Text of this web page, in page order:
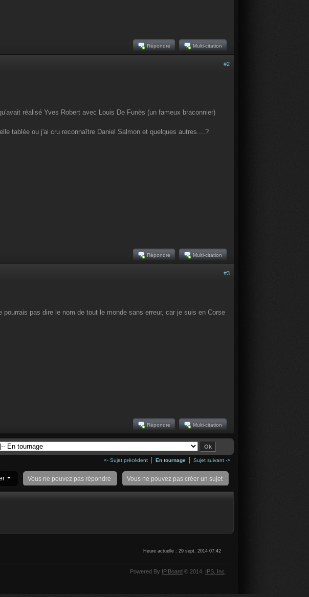
Multi-citation
Répondre
#2
réalisé Yves Robert avec Louis De Funès (un fameux braconnier)
tablée ou j'ai cru reconnaître Daniel Salmon et quelques autres....?
Multi-citation
Répondre
#3
pas dire le nom de tout le monde sans erreur, car je suis en Corse
Multi-citation
Répondre
<- Sujet précédent En tournage Sujet suivant ->
Vous ne pouvez pas créer un sujet
Vous ne pouvez pas répondre
Heure actuelle : 29 sept. 2014 07:42
Powered By IP.Board © 2014 IPS, Inc